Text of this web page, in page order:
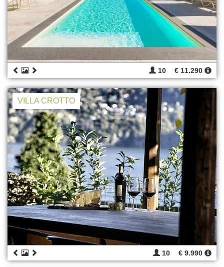
10 € 11.290
VILLA CROTTO
10 € 9.990